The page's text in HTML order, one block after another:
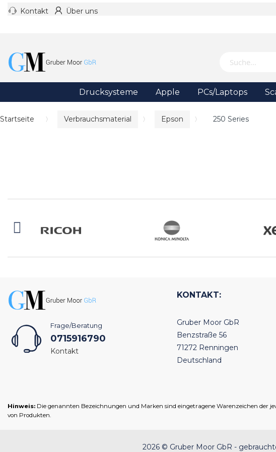
Kontakt Über uns
Drucksysteme Apple PCs/Laptops
Startseite Verbrauchsmaterial Epson 250 Series
Frage/Beratung
0715916790
Kontakt
KONTAKT:
Gruber Moor GbR
Benzstraße 56
71272 Renningen
Deutschland
Hinweis: Die genannten Bezeichnungen und Marken sind eingetragene Warenzeichen der
von Produkten.
2026 © Gruber Moor GbR -